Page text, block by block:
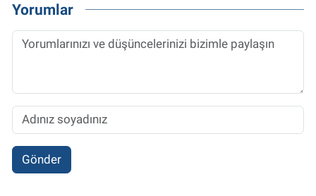
Yorumlar
Gönder